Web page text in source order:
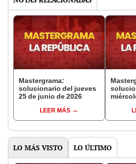
Mastergrama:
solucionario del jueves
25 de junio de 2026
LEER MÁS
LO MÁS VISTO LO ÚLTIMO